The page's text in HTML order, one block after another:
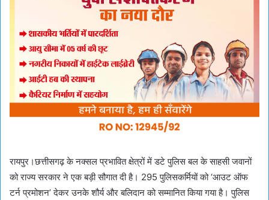
रायपुर।छत्तीसगढ़ के नक्सल प्रभावित क्षेत्रों में डटे पुलिस बल के साहसी जवानों
को राज्य सरकार ने एक बड़ी सौगात दी है। 295 पुलिसकर्मियों को ‘आउट ऑफ
टर्न प्रमोशन’ देकर उनके शौर्य और बलिदान को सम्मानित किया गया है। पुलिस